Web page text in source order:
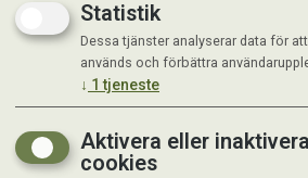
Statistik
Dessa tjänster analyserar data för
används och förbättra
↓ 1 tjeneste
Aktivera eller
cookies